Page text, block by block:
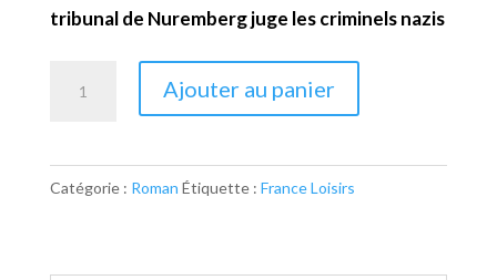
tribunal de Nuremberg juge les criminels nazis
tango
Ajouter au panier
Catégorie : Roman Étiquette : France Loisirs